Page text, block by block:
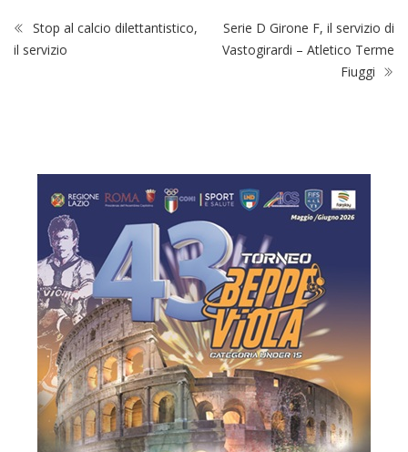
Stop al calcio dilettantistico,
il servizio
Serie D Girone F, il servizio di
Vastogirardi – Atletico Terme
Fiuggi